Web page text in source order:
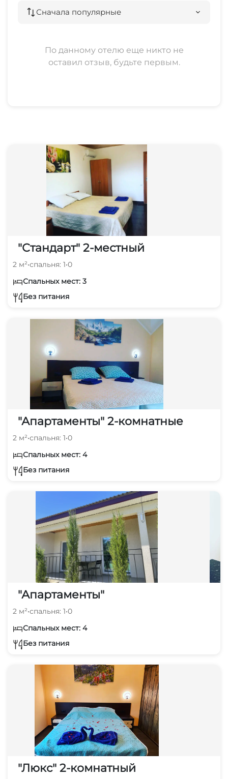
Сначала популярные
По данному отелю еще никто не
оставил отзыв, будьте первым.
"Стандарт" 2-местный
2 м²•спальня: 1•0
Спальных мест: 3
Без питания
"Апартаменты" 2-комнатные
2 м²•спальня: 1•0
Спальных мест: 4
Без питания
"Апартаменты"
2 м²•спальня: 1•0
Спальных мест: 4
Без питания
"Люкс" 2-комнатный